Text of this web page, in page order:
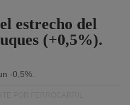
estrecho del
(+0,5%).
-0,5%.